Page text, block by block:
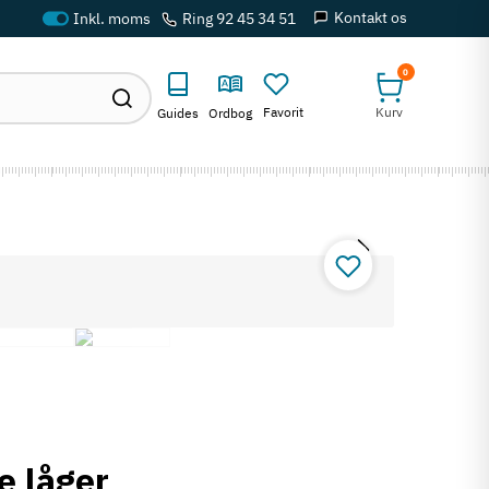
Ring 92 45 34 51 Kontakt os
Guides Ordbog Favorit
0
Kurv